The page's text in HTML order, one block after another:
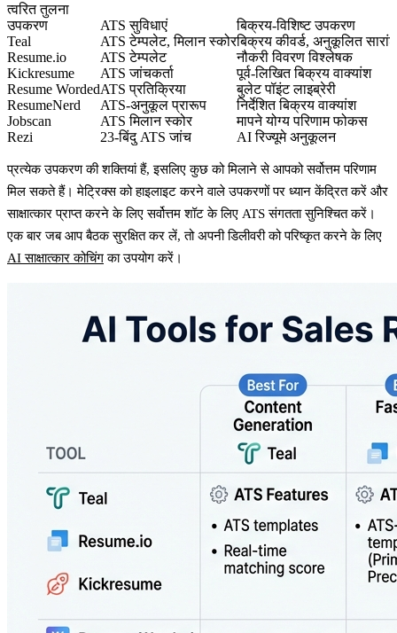
त्वरित तुलना
उपकरण
ATS सुविधाएं
बिक्रय-विशिष्ट उपकरण
Teal
ATS टेम्पलेट, मिलान स्कोरबिक्रय कीवर्ड, अनुकूलित सारांश
Resume.io
ATS टेम्पलेट
नौकरी विवरण विश्लेषक
Kickresume
ATS जांचकर्ता
पूर्व-लिखित बिक्रय वाक्यांश
Resume WordedATS प्रतिक्रिया
बुलेट पॉइंट लाइब्रेरी
ResumeNerd
ATS-अनुकूल प्रारूप
निर्देशित बिक्रय वाक्यांश
Jobscan
ATS मिलान स्कोर
मापने योग्य परिणाम फोकस
Rezi
23-बिंदु ATS जांच AI रिज्यूमे अनुकूलन
प्रत्येक उपकरण की शक्तियां हैं, इसलिए कुछ को मिलाने से आपको सर्वोत्तम परिणाम
मिल सकते हैं। मेट्रिक्स को हाइलाइट करने वाले उपकरणों पर ध्यान केंद्रित करें और
साक्षात्कार प्राप्त करने के लिए सर्वोत्तम शॉट के लिए ATS संगतता सुनिश्चित करें।
एक बार जब आप बैठक सुरक्षित कर लें, तो अपनी डिलीवरी को परिष्कृत करने के लिए
AI साक्षात्कार कोचिंगका उपयोग करें।